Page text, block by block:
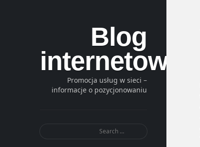
Blog
internetowy
Promocja usług w sieci –
informacje o pozycjonowaniu